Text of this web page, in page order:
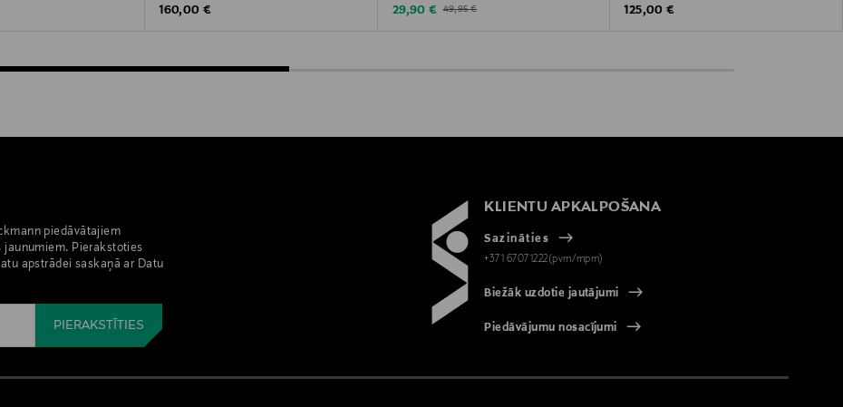
Original Price
160,00 €
Discounted Price
29,90 € Original Price
49,95 €
Original Price
125,00 €
piedāvātajiem
Pierakstoties
apstrādei saskaņā ar Datu
KLIENTU APKALPOŠANA
Sazināties
+371 67071222(pvm/mpm)
Biežāk uzdotie jautājumi
Piedāvājumu nosacījumi